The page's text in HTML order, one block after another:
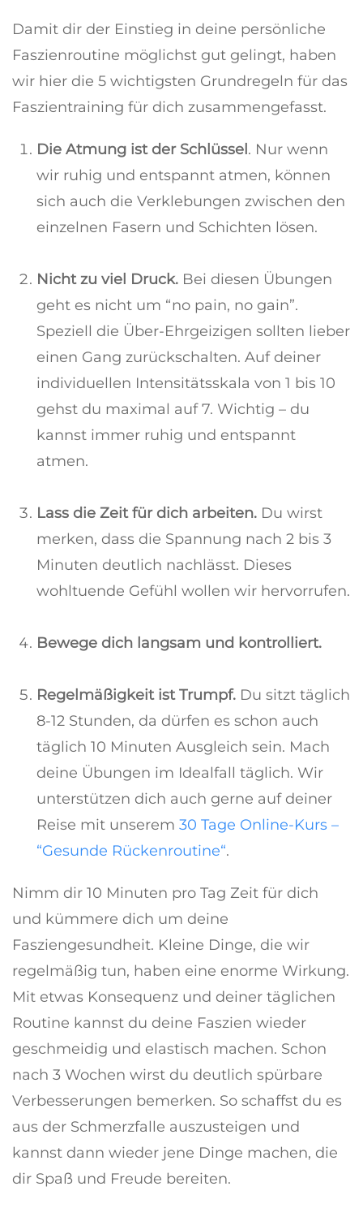
Damit dir der Einstieg in deine persönliche
Faszienroutine möglichst gut gelingt, haben
wir hier die 5 wichtigsten Grundregeln für das
Faszientraining für dich zusammengefasst.
Die Atmung ist der Schlüssel . Nur wenn
wir ruhig und entspannt atmen, können
sich auch die Verklebungen zwischen den
einzelnen Fasern und Schichten lösen.
Nicht zu viel Druck. Bei diesen Übungen
geht es nicht um “no pain, no gain”.
Speziell die Über-Ehrgeizigen sollten lieber
einen Gang zurückschalten. Auf deiner
individuellen Intensitätsskala von 1 bis 10
gehst du maximal auf 7. Wichtig – du
kannst immer ruhig und entspannt
atmen.
Lass die Zeit für dich arbeiten. Du wirst
merken, dass die Spannung nach 2 bis 3
Minuten deutlich nachlässt. Dieses
wohltuende Gefühl wollen wir hervorrufen.
Bewege dich langsam und kontrolliert.
Regelmäßigkeit ist Trumpf. Du sitzt täglich
8-12 Stunden, da dürfen es schon auch
täglich 10 Minuten Ausgleich sein. Mach
deine Übungen im Idealfall täglich. Wir
unterstützen dich auch gerne auf deiner
Reise mit unserem 30 Tage Online-Kurs –
“Gesunde Rückenroutine“.
Nimm dir 10 Minuten pro Tag Zeit für dich
und kümmere dich um deine
Fasziengesundheit. Kleine Dinge, die wir
regelmäßig tun, haben eine enorme Wirkung.
Mit etwas Konsequenz und deiner täglichen
Routine kannst du deine Faszien wieder
geschmeidig und elastisch machen. Schon
nach 3 Wochen wirst du deutlich spürbare
Verbesserungen bemerken. So schaffst du es
aus der Schmerzfalle auszusteigen und
kannst dann wieder jene Dinge machen, die
dir Spaß und Freude bereiten.